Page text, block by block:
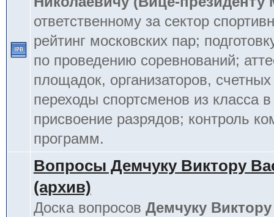
ответственному за сектор
рейтинг московских пар;
по проведению соревнований;
площадок, организаторов,
переходы спортсменов из класса в
присвоение разрядов; контроль
программ.
Вопросы Демчуку Виктору
(архив)
Доска вопросов Демчуку